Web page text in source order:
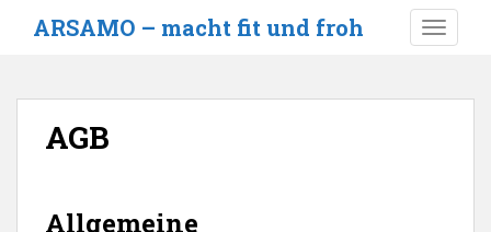
ARSAMO – macht fit und froh
AGB
Allgemeine